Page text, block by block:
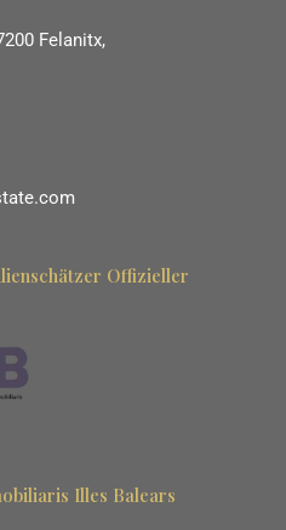
Felanitx,
Offizieller
Illes Balears